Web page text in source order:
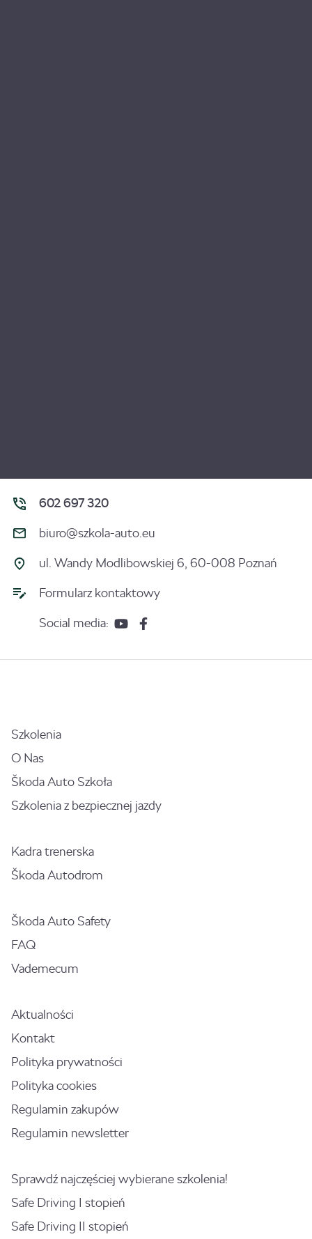
602 697 320
biuro@szkola-auto.eu
ul. Wandy Modlibowskiej 6, 60-008 Poznań
Formularz kontaktowy
Social media:
Szkolenia
O Nas
Škoda Auto Szkoła
Szkolenia z bezpiecznej jazdy
Kadra trenerska
Škoda Autodrom
Škoda Auto Safety
FAQ
Vademecum
Aktualności
Kontakt
Polityka prywatności
Polityka cookies
Regulamin zakupów
Regulamin newsletter
Sprawdź najczęściej wybierane szkolenia!
Safe Driving I stopień
Safe Driving II stopień